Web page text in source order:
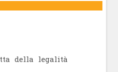
della legalità